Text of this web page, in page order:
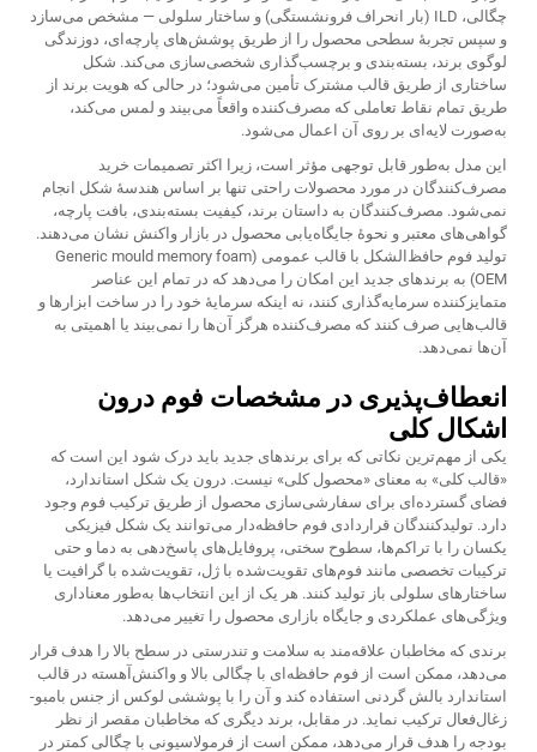
چگالی، ILD (بار انحراف فرونشستگی) و ساختار سلولی — مشخص می‌سازد
و سپس تجربهٔ سطحی محصول را از طریق پوشش‌های پارچه‌ای، دوزندگی
لوگوی برند، بسته‌بندی و برچسب‌گذاری شخصی‌سازی می‌کند. شکل
ساختاری از طریق قالب مشترک تأمین می‌شود؛ در حالی که هویت برند از
طریق تمام نقاط تعاملی که مصرف‌کننده واقعاً می‌بیند و لمس می‌کند،
به‌صورت لایه‌ای بر روی آن اعمال می‌شود.
این مدل به‌طور قابل توجهی مؤثر است، زیرا اکثر تصمیمات خرید
مصرف‌کنندگان در مورد محصولات راحتی تنها بر اساس هندسهٔ شکل انجام
نمی‌شود. مصرف‌کنندگان به داستان برند، کیفیت بسته‌بندی، بافت پارچه،
گواهی‌های معتبر و نحوهٔ جایگاه‌یابی محصول در بازار واکنش نشان می‌دهند.
تولید فوم حافظ‌الشکل با قالب عمومی (Generic mould memory foam
OEM) به برندهای جدید این امکان را می‌دهد که در تمام این عناصر
متمایزکننده سرمایه‌گذاری کنند، نه اینکه سرمایهٔ خود را در ساخت ابزارها و
قالب‌هایی صرف کنند که مصرف‌کننده هرگز آن‌ها را نمی‌بیند یا اهمیتی به
آن‌ها نمی‌دهد.
انعطاف‌پذیری در مشخصات فوم درون
اشکال کلی
یکی از مهم‌ترین نکاتی که برای برندهای جدید باید درک شود این است که
«قالب کلی» به معنای «محصول کلی» نیست. درون یک شکل استاندارد،
فضای گسترده‌ای برای سفارشی‌سازی محصول از طریق ترکیب فوم وجود
دارد. تولیدکنندگان قراردادی فوم حافظه‌دار می‌توانند یک شکل فیزیکی
یکسان را با تراکم‌ها، سطوح سختی، پروفایل‌های پاسخ‌دهی به دما و حتی
ترکیبات تخصصی مانند فوم‌های تقویت‌شده با ژل، تقویت‌شده با گرافیت یا
ساختارهای سلولی باز تولید کنند. هر یک از این انتخاب‌ها به‌طور معناداری
ویژگی‌های عملکردی و جایگاه بازاری محصول را تغییر می‌دهد.
برندی که مخاطبان علاقه‌مند به سلامت و تندرستی در سطح بالا را هدف قرار
می‌دهد، ممکن است از فوم حافظه‌ای با چگالی بالا و واکنش‌آهسته در قالب
استاندارد بالش گردنی استفاده کند و آن را با پوششی لوکس از جنس بامبو-
زغال‌فعال ترکیب نماید. در مقابل، برند دیگری که مخاطبان مقصر از نظر
بودجه را هدف قرار می‌دهد، ممکن است از فرمولاسیونی با چگالی کمتر در